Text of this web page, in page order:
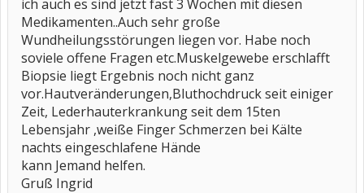
ich auch es sind jetzt fast 3 Wochen mit diesen
Medikamenten..Auch sehr große
Wundheilungsstörungen liegen vor. Habe noch
soviele offene Fragen etc.Muskelgewebe erschlafft
Biopsie liegt Ergebnis noch nicht ganz
vor.Hautveränderungen,Bluthochdruck seit einiger
Zeit, Lederhauterkrankung seit dem 15ten
Lebensjahr ,weiße Finger Schmerzen bei Kälte
nachts eingeschlafene Hände
kann Jemand helfen.
Gruß Ingrid